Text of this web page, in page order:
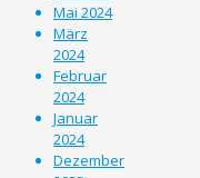
Mai 2024
März
2024
Februar
2024
Januar
2024
Dezember